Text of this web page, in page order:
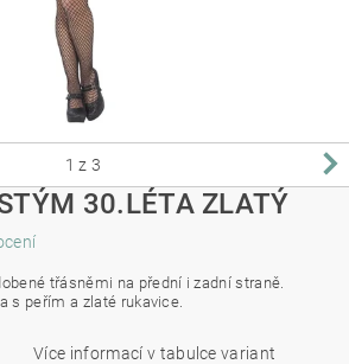
1 z 3
30.LÉTA ZLATÝ
třásněmi na přední i zadní straně.
s peřím a zlaté rukavice.
Více informací v tabulce variant